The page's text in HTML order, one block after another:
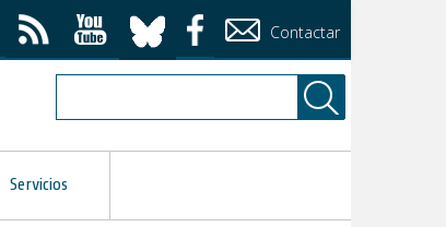
Contactar
Servicios